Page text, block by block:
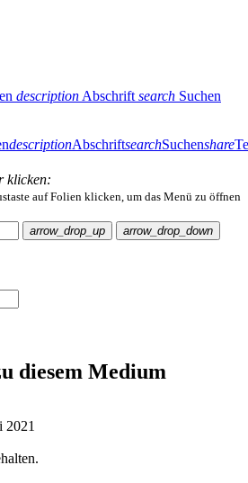
description Abschrift search Suchen
descriptionAbschriftsearchSuchenshare
klicken:
auf Folien klicken, um das Menü zu öffnen
arrow_drop_up
arrow_drop_down
diesem Medium
2021